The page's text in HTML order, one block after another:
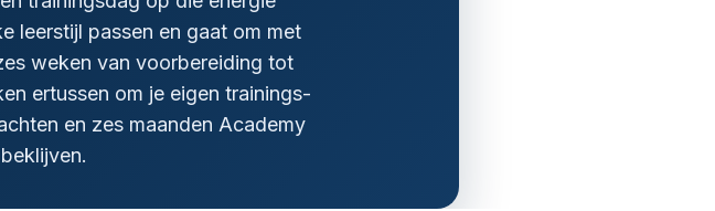
leerstijl passen en gaat om met
weken van voorbereiding tot
ertussen om je eigen trainings-
en zes maanden Academy